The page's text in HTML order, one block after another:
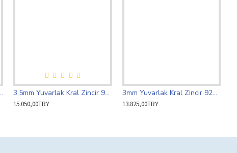
Ayar Gümüş 3,5mm Yuvarlak Kral Zincir 925 Ayar Gümüş
15.050,00TRY
3mm Yuvarlak Kral Zincir 925 Ayar Gümüş
13.825,00TRY